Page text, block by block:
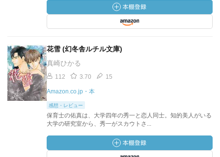
花雪 (幻冬舎ルチル文庫)
真崎ひかる
112 3.70 15
Amazon.co.jp・本
感想・レビュー
保育士の佑真は、大学四年の秀一と恋人同士。知的美人がいる
大学の研究室から、秀一がスカウトさ...